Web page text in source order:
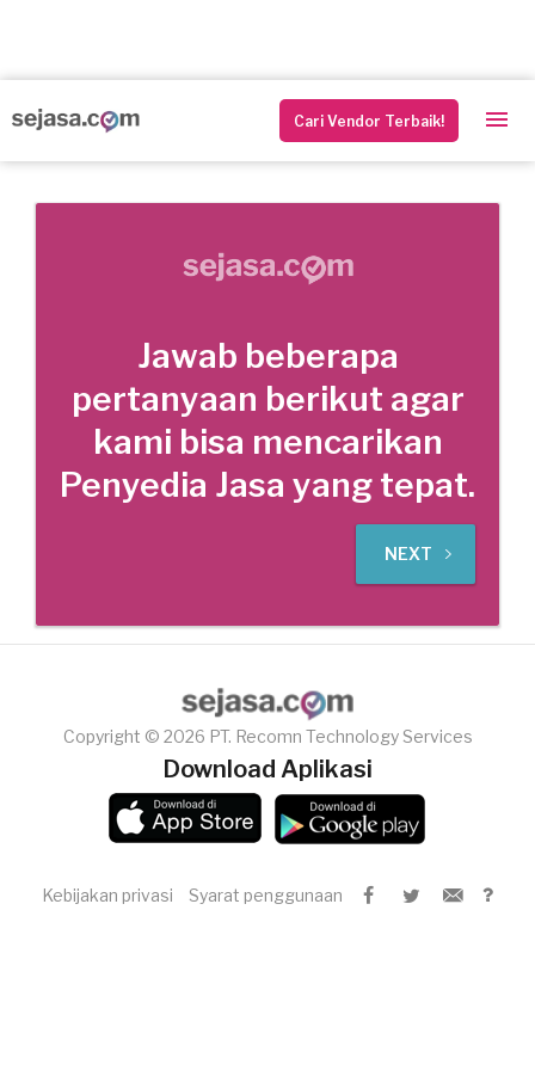
Cari Vendor Terbaik!
Jawab beberapa
pertanyaan berikut agar
kami bisa mencarikan
Penyedia Jasa yang tepat.
NEXT
Copyright © 2026 PT. Recomn Technology Services
Download Aplikasi
Kebijakan privasi Syarat penggunaan